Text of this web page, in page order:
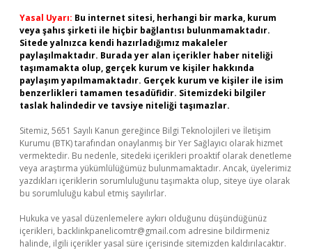
Yasal Uyarı: Bu internet sitesi, herhangi bir marka, kurum
veya şahıs şirketi ile hiçbir bağlantısı bulunmamaktadır.
Sitede yalnızca kendi hazırladığımız makaleler
paylaşılmaktadır. Burada yer alan içerikler haber niteliği
taşımamakta olup, gerçek kurum ve kişiler hakkında
paylaşım yapılmamaktadır. Gerçek kurum ve kişiler ile isim
benzerlikleri tamamen tesadüfidir. Sitemizdeki bilgiler
taslak halindedir ve tavsiye niteliği taşımazlar.
Sitemiz, 5651 Sayılı Kanun gereğince Bilgi Teknolojileri ve İletişim
Kurumu (BTK) tarafından onaylanmış bir Yer Sağlayıcı olarak hizmet
vermektedir. Bu nedenle, sitedeki içerikleri proaktif olarak denetleme
veya araştırma yükümlülüğümüz bulunmamaktadır. Ancak, üyelerimiz
yazdıkları içeriklerin sorumluluğunu taşımakta olup, siteye üye olarak
bu sorumluluğu kabul etmiş sayılırlar.
Hukuka ve yasal düzenlemelere aykırı olduğunu düşündüğünüz
içerikleri, backlinkpanelicomtr@gmail.com adresine bildirmeniz
halinde, ilgili içerikler yasal süre içerisinde sitemizden kaldırılacaktır.